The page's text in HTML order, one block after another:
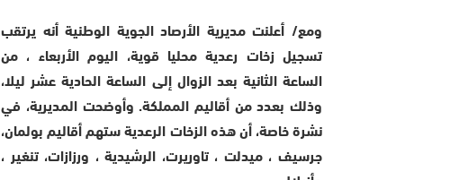
ومع/ أعلنت مديرية الأرصاد الجوية الوطنية أنه يرتقب
تسجيل زخات رعدية محليا قوية، اليوم الأربعاء ، من
الساعة الثانية بعد الزوال إلى الساعة الحادية عشر ليلا،
وذلك بعدد من أقاليم المملكة. وأوضحت المديرية، في
نشرة خاصة، أن هذه الزخات الرعدية ستهم أقاليم بولمان،
جرسيف ، ميدلت ، تاوريرت، الرشيدية ، ورزازات، تنغير ،